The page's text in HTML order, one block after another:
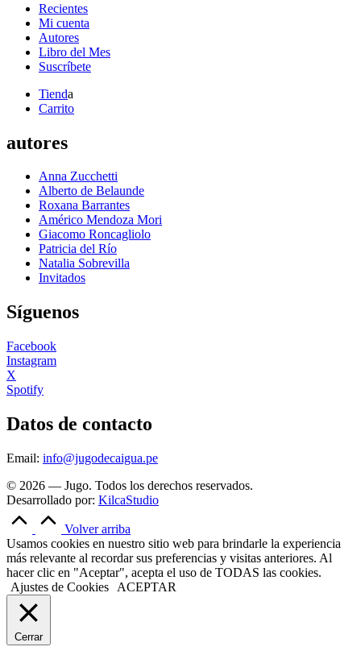
Recientes
Mi cuenta
Autores
Libro del Mes
Suscríbete
Tienda
Carrito
autores
Anna Zucchetti
Alberto de Belaunde
Roxana Barrantes
Américo Mendoza Mori
Giacomo Roncagliolo
Patricia del Río
Natalia Sobrevilla
Invitados
Síguenos
Facebook
Instagram
X
Spotify
Datos de contacto
Email: info@jugodecaigua.pe
© 2026 — Jugo. Todos los derechos reservados.
Desarrollado por: KilcaStudio
Volver arriba
Usamos cookies en nuestro sitio web para brindarle la experiencia
más relevante al recordar sus preferencias y visitas anteriores. Al
hacer clic en "Aceptar", acepta el uso de TODAS las cookies.
Ajustes de Cookies
ACEPTAR
Cerrar